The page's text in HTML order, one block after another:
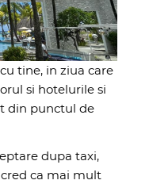
tine, in ziua care
si hotelurile si
din punctul de
dupa taxi,
ca mai mult